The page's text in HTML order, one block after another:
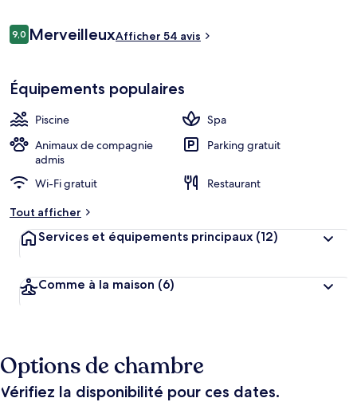
hébergement figurent un bar / salon, une salle de fitness, et un
disponibles.
Avis
voyageurs
9,09,0 sur 10
MerveilleuxAfficher 54 avis
Équipements populaires
Piscine
Spa
Animaux de compagnie
admis
Parking gratuit
Wi-Fi gratuit
Restaurant
Tout afficher
Services et équipements principaux (12)
Comme à la maison (6)
Options de chambre
Vérifiez la disponibilité pour ces dates.